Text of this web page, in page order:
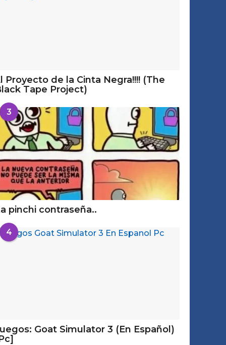
Proyecto de la Cinta Negra!!!! (The
Tape Project)
3
pinchi contraseña..
4
Goat Simulator 3 (En Español)